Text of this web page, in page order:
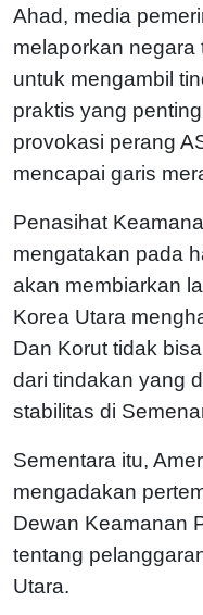
Ahad, media
melaporkan negara
untuk mengambil
praktis yang
provokasi perang
mencapai garis
Penasihat
mengatakan pada
akan membiarkan
Korea Utara
Dan Korut tidak
dari tindakan yang
stabilitas di
Sementara itu,
mengadakan
Dewan Keamanan
tentang
Utara.